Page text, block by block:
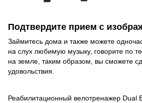
Подтвердите прием с
Займитесь дома и также можете
на слух любимую музыку, говорите по
на земле, таким образом, вы сможете
удовольствия.
Реабилитационный велотренажер Dual